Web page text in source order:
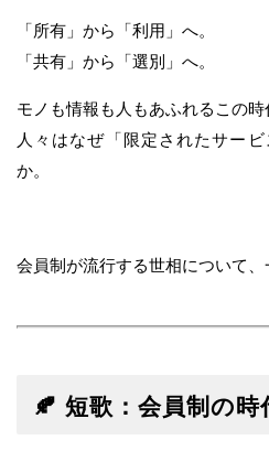
「所有」から「利用」へ。
「共有」から「選別」へ。
モノも情報も人もあふれるこの時
人々はなぜ「限定されたサー
か。
会員制が流行する世相について、
🍂 短歌：会員制の時